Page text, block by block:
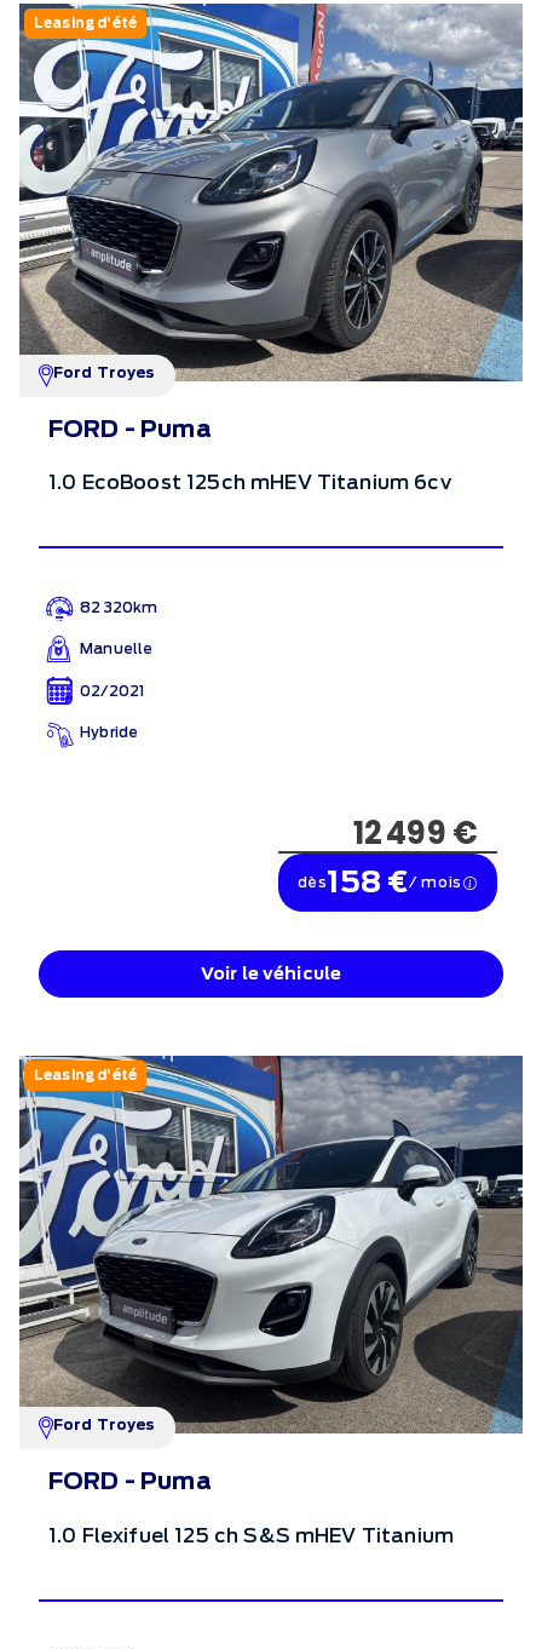
Leasing d'été
Ford Troyes
FORD - Puma
1.0 EcoBoost 125ch mHEV Titanium 6cv
82 320km
Manuelle
02/2021
Hybride
12 499 €
dès158 €/ mois
Voir le véhicule
Leasing d'été
Ford Troyes
FORD - Puma
1.0 Flexifuel 125 ch S&S mHEV Titanium